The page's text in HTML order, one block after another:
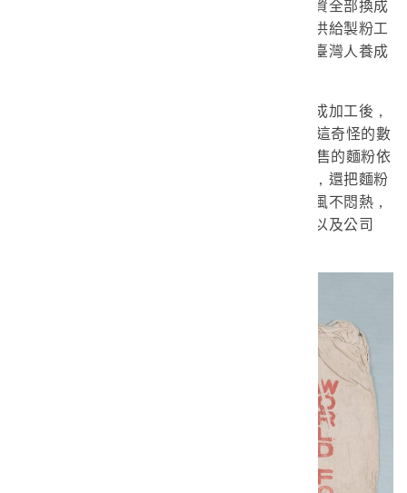
經濟部長尹仲容的堅持下，美方同意將援助物資全部換成
小麥，而不是僅提供麵粉。進口小麥被安排提供給製粉工
廠發展輕工業；而國際行情較好的稻米，也在臺灣人養成
本件藏品即是桃園麵粉工廠在獲得小麥完成加工後，
按照規定加印中美合作的標示。規定22公斤裝這奇怪的數
字，是因為恰約等於50磅一袋，而目前臺灣市售的麵粉依
然維持這習慣。勤儉的臺灣人，在用完麵粉後，還把麵粉
袋子製成開襠褲，因為是純棉的材質，十分通風不悶熱，
褲身上也可以看見中美合作和雙方國旗圖案，以及公司